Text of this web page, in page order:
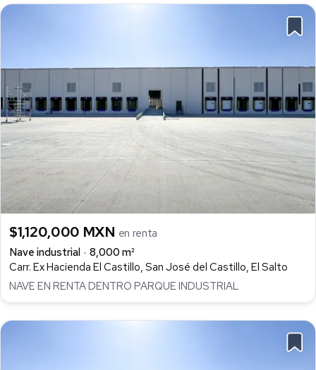
$1,120,000 MXN en renta
Nave industrial
8,000 m²
Carr. Ex Hacienda El Castillo, San José del Castillo, El Salto
NAVE EN RENTA DENTRO PARQUE INDUSTRIAL